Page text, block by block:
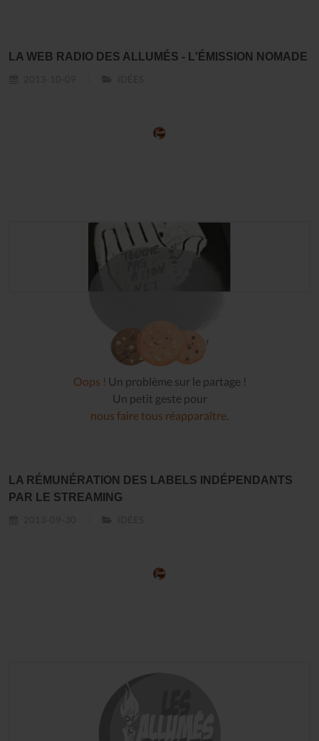
LA WEB RADIO DES ALLUMÉS - L'ÉMISSION NOMADE
Oops ! Un problème sur le partage !
Un petit geste pour
nous faire tous réapparaître.
LA RÉMUNÉRATION DES LABELS INDÉPENDANTS
PAR LE STREAMING